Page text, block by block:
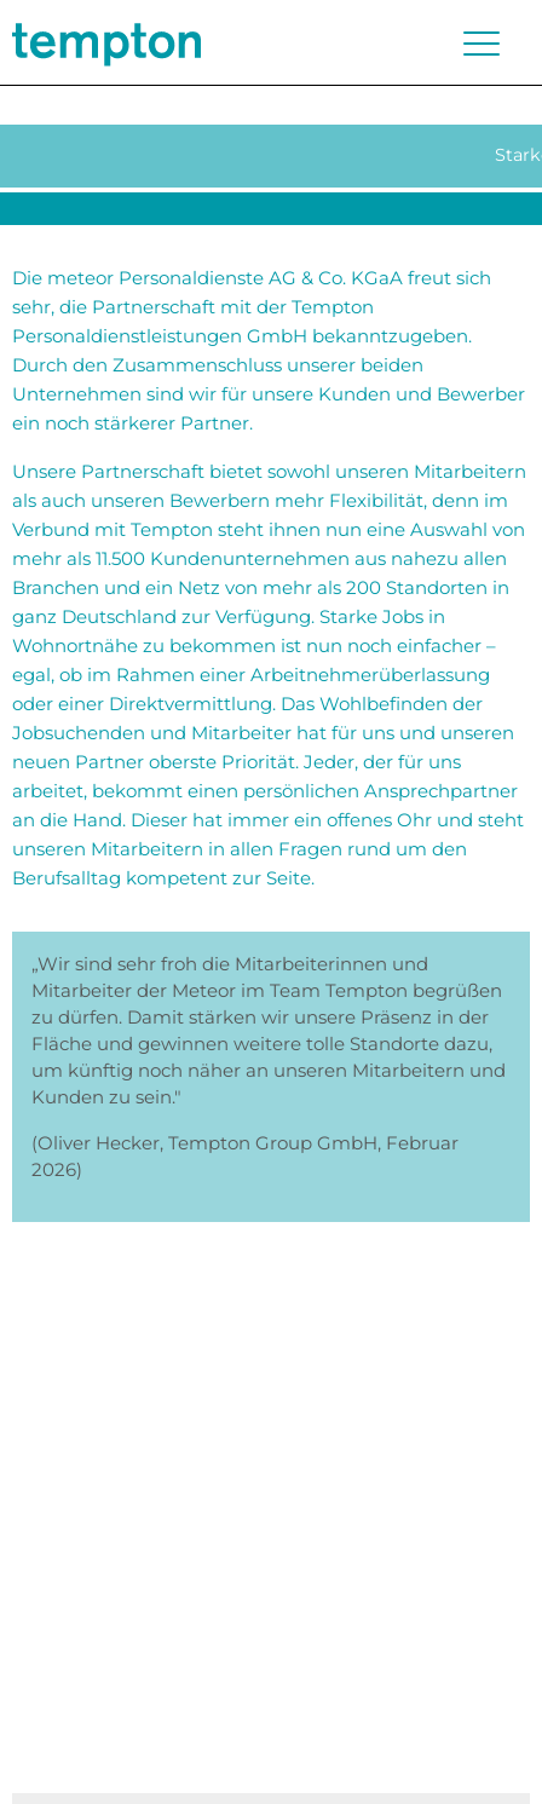
Die meteor Personaldienste AG & Co. KGaA freut sich
sehr, die Partnerschaft mit der Tempton
Personaldienstleistungen GmbH bekanntzugeben.
Durch den Zusammenschluss unserer beiden
Unternehmen sind wir für unsere Kunden und Bewerber
ein noch stärkerer Partner.
Unsere Partnerschaft bietet sowohl unseren Mitarbeitern
als auch unseren Bewerbern mehr Flexibilität, denn im
Verbund mit Tempton steht ihnen nun eine Auswahl von
mehr als 11.500 Kundenunternehmen aus nahezu allen
Branchen und ein Netz von mehr als 200 Standorten in
ganz Deutschland zur Verfügung. Starke Jobs in
Wohnortnähe zu bekommen ist nun noch einfacher –
egal, ob im Rahmen einer Arbeitnehmerüberlassung
oder einer Direktvermittlung. Das Wohlbefinden der
Jobsuchenden und Mitarbeiter hat für uns und unseren
neuen Partner oberste Priorität. Jeder, der für uns
arbeitet, bekommt einen persönlichen Ansprechpartner
an die Hand. Dieser hat immer ein offenes Ohr und steht
unseren Mitarbeitern in allen Fragen rund um den
Berufsalltag kompetent zur Seite.
„Wir sind sehr froh die Mitarbeiterinnen und
Mitarbeiter der Meteor im Team Tempton begrüßen
zu dürfen. Damit stärken wir unsere Präsenz in der
Fläche und gewinnen weitere tolle Standorte dazu,
um künftig noch näher an unseren Mitarbeitern und
Kunden zu sein."
(Oliver Hecker, Tempton Group GmbH, Februar
2026)